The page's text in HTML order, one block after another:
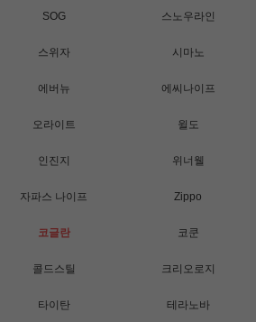
SOG 스노우라인
스위자 시마노
에버뉴 에씨나이프
오라이트 윌도
인진지 위너웰
자파스 나이프 Zippo
코글란 코쿤
콜드스틸 크리오로지
타이탄 테라노바